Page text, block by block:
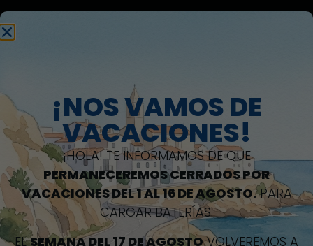
Autoescuela Mediterránea
5 Calle Dr Fleming
17250Platja d'Aro, Girona
¡NOS VAMOS DE
VACACIONES!
¡HOLA! TE INFORMAMOS DE QUE
PERMANECEREMOS CERRADOS POR
VACACIONES DEL 1 AL 16 DE AGOSTO.PARA
CARGAR BATERÍAS.
ELSEMANA DEL 17 DE AGOSTOVOLVEREMOS A